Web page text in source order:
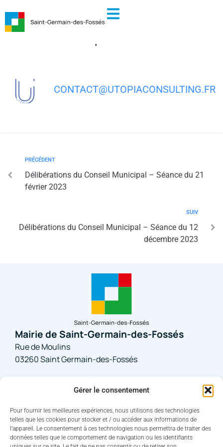
Gérer le consentement
Pour fournir les meilleures expériences, nous utilisons des technologies
telles que les cookies pour stocker et / ou accéder aux informations de
l’appareil. Le consentement à ces technologies nous permettra de traiter des
données telles que le comportement de navigation ou les identifiants
principal
Délibérations du Conseil Municipal –
CONTACT@UTOPIACONSULTING.FR
PRÉCÉDENT
Délibérations du Conseil Municipal – Séance du 21
février 2023
SUIV
Délibérations du Conseil Municipal – Séance du 12
décembre 2023
Mairie de Saint-Germain-des-Fossés
Rue de Moulins
03260 Saint Germain-des-Fossés
Horaires d'ouverture
Du lundi au jeudi : 08h30 – 12 h / 13h30 – 17h30